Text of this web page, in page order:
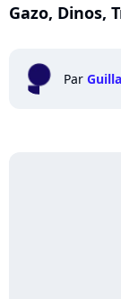
Gazo, Dinos,
Par